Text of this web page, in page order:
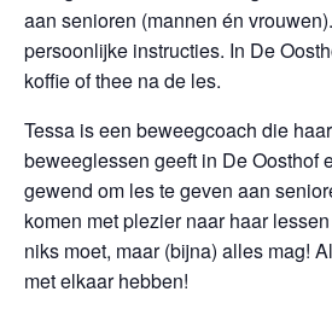
aan senioren (mannen én
persoonlijke instructies. In De
koffie of thee na de les.
Tessa is een beweegcoach die
beweeglessen geeft in De Oosthof
gewend om les te geven aan
komen met plezier naar haar
niks moet, maar (bijna) alles mag!
met elkaar hebben!